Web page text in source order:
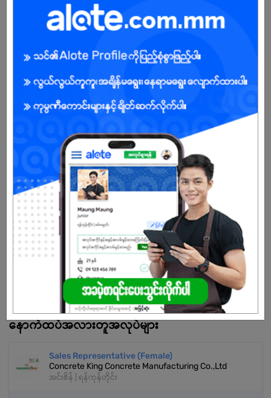
Sale လမ်းကြောင်းကိုရန်ကုန်တွင်bus ca​rဖြင့်သွားနိုင်ပါ
သလား?
YES
အလုပ်လျှောက်ရန် ဒီနေရာကို နှိပ်ပါ
အကောင့်မရှိသေးဘူးလား?
မှတ်ပုံတင်မယ်
နောက်ထပ်အလားတူအလုပ်များ
Sales Representative (Female)
Concrete King Concrete Manufacturing Co.,Ltd
အင်းစိန် | ရန်ကုန်တိုင်း